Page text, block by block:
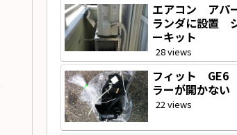
エアコン アパ
ランダに設置
ーキット
28 views
フィット GE6
ラーが開かな
22 views